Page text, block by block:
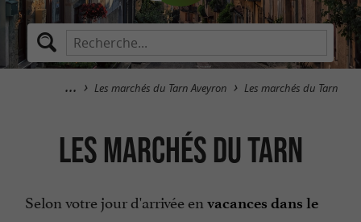
Les marchés du Tarn Aveyron Les marchés du Tarn
Les marchés du Tarn
Selon votre jour d'arrivée en vacances dans le